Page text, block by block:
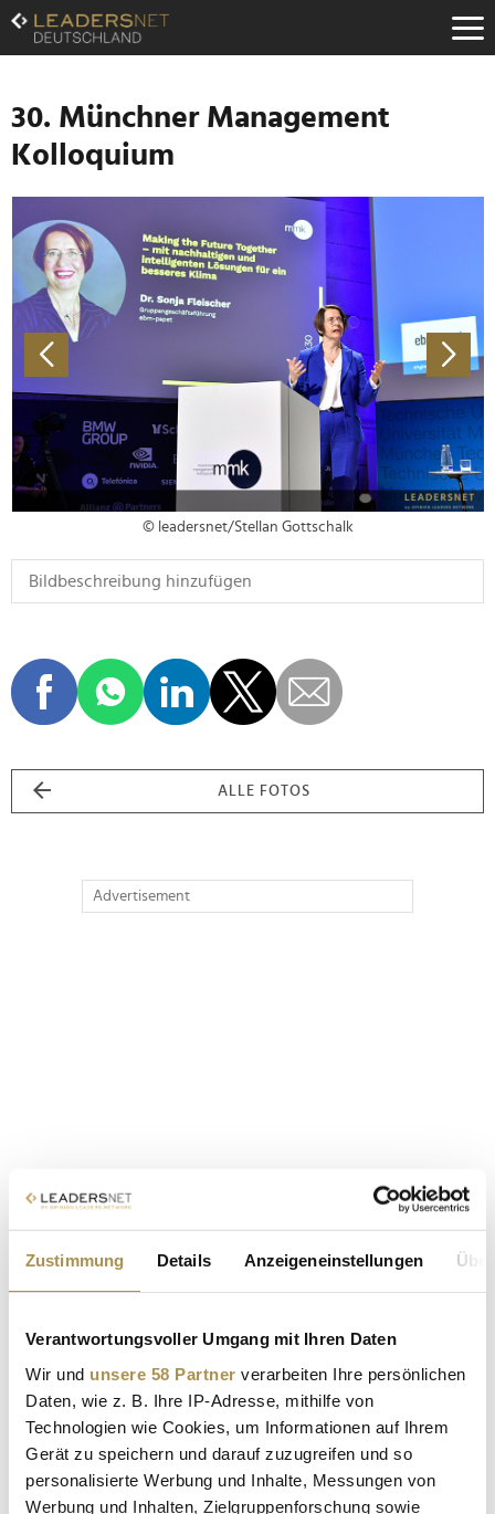
Zustimmung Details Anzeigeneinstellungen
Verantwortungsvoller Umgang mit Ihren Daten
Wir und unsere 58 Partner verarbeiten Ihre persönlichen
Daten, wie z. B. Ihre IP-Adresse, mithilfe von
Technologien wie Cookies, um Informationen auf Ihrem
Gerät zu speichern und darauf zuzugreifen und so
personalisierte Werbung und Inhalte, Messungen von
Werbung und Inhalten, Zielgruppenforschung sowie
Zum
Inhalt
Zur
Navigation
Zur
Hauptnavigation
30. Münchner Management
Kolloquium
© leadersnet/Stellan Gottschalk
ALLE FOTOS
Advertisement